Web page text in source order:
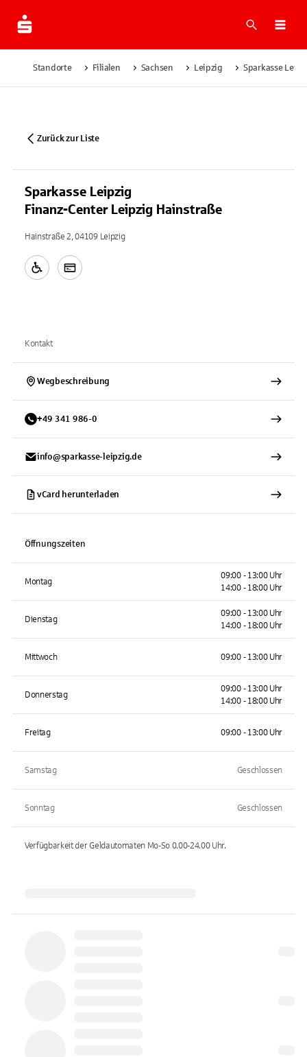
Suche
Standorte Filialen Sachsen Leipzig Sparkasse
Zurück zur Liste
Sparkasse Leipzig
Finanz-Center Leipzig Hainstraße
Hainstraße 2, 04109 Leipzig
Kontakt
Wegbeschreibung
+49 341 986-0
info@sparkasse-leipzig.de
vCard herunterladen
Öffnungszeiten
Montag
09:00 - 13:00 Uhr
14:00 - 18:00 Uhr
Dienstag
09:00 - 13:00 Uhr
14:00 - 18:00 Uhr
Mittwoch 09:00 - 13:00 Uhr
Donnerstag
09:00 - 13:00 Uhr
14:00 - 18:00 Uhr
Freitag 09:00 - 13:00 Uhr
Samstag Geschlossen
Sonntag Geschlossen
Verfügbarkeit der Geldautomaten Mo-So 0.00-24.00Uhr.